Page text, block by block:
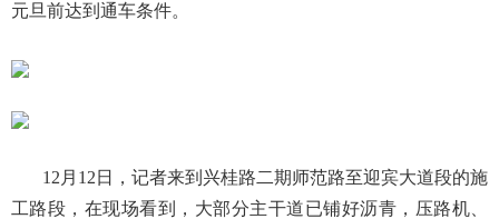
元旦前达到通车条件。
12月12日，记者来到兴桂路二期师范路至迎宾大道段的施
工路段，在现场看到，大部分主干道已铺好沥青，压路机、